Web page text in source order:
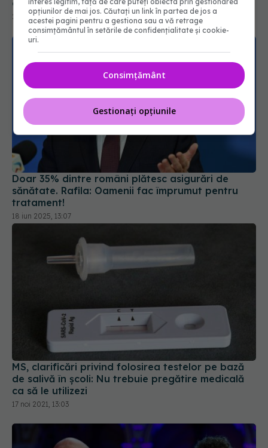
Doar 35% dintre români plătesc asigurări de
sănătate. Rafila: Oamenii fac împrumut pentru
tratament!
18 iun 2025, 13:07
MS, clarificări privind folosirea testelor pe bază
de salivă în școli: Nu trebuie pregătire medicală
ca să le utilizezi
17 noi 2021, 13:03
opțiunilor de mai jos. Căutați un link în partea de jos a
acestei pagini pentru a gestiona sau a vă retrage
consimțământul în setările de confidențialitate și cookie-
uri.
Consimțământ
Gestionați opțiunile